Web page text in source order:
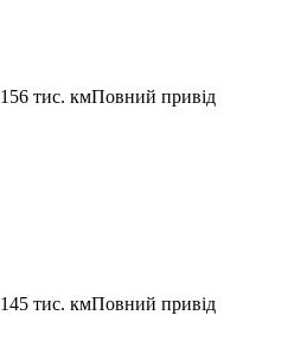
156 тис. кмПовний привід
145 тис. кмПовний привід